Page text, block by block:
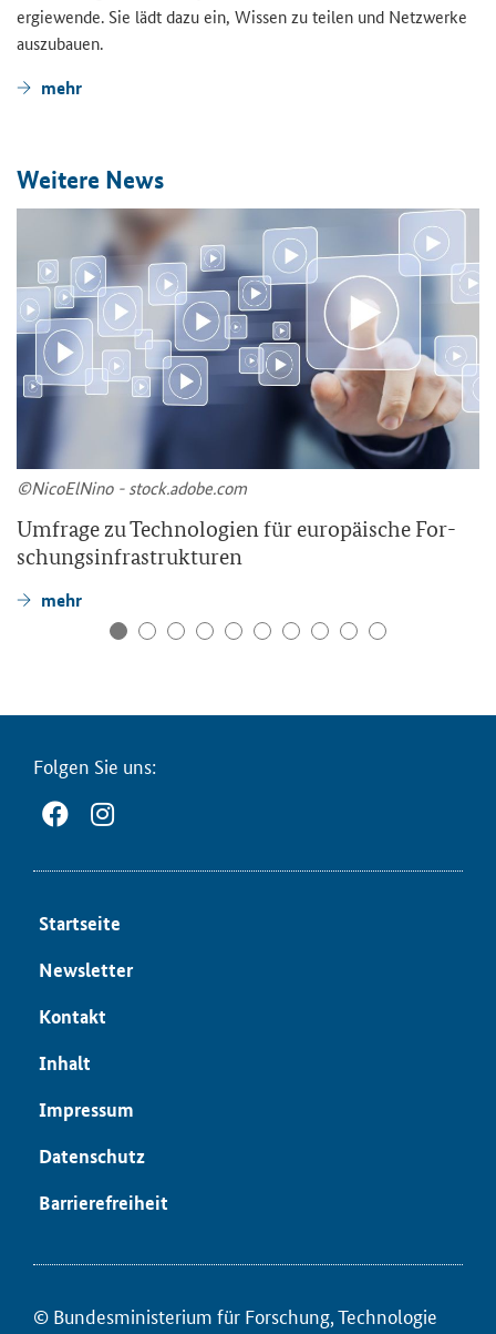
er­gie­wen­de. Sie lädt dazu ein, Wis­sen zu tei­len und Netz­wer­ke
aus­zu­bau­en.
mehr
Wei­te­re News
©Ni­co­ElNi­no - stock.adobe.com
Um­fra­ge zu Tech­no­lo­gien für eu­ro­päi­sche For­
schungs­in­fra­struk­tu­ren
mehr
Fol­gen Sie uns:
Start­sei­te
News­let­ter
Kon­takt
In­halt
Im­pres­sum
Da­ten­schutz
Bar­rie­re­frei­heit
© Bun­des­mi­nis­te­ri­um für ­For­schung, Tech­no­lo­gie